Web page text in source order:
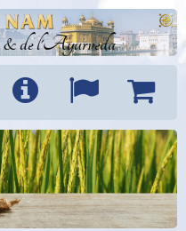
de l'Ayurveda
Info LanguesPanier